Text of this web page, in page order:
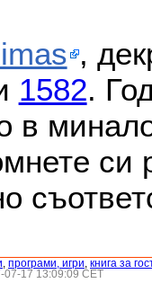
,
1582.
в
си
, програми, игри, книга за
17 13:09:09 CET